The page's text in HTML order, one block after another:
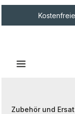
Zubehör und